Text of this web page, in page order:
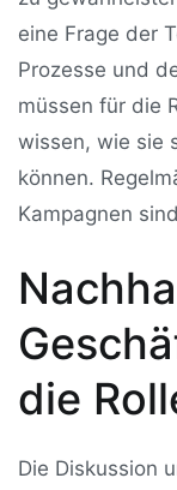
eine Frage der
Prozesse und
müssen für die
wissen, wie sie
können.
Kampagnen
die
Die Diskussion